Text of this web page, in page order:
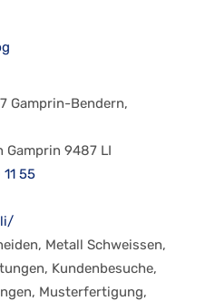
Gamprin-Bendern,
Gamprin 9487 LI
55
Metall Schweissen,
Kundenbesuche,
Musterfertigung,